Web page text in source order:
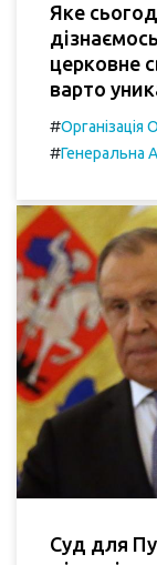
Яке
церковне
варто
#Організація
#Генеральна
Суд для